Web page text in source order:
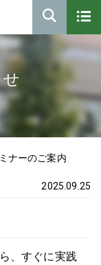
ナーのご案内
2025.09.25
、すぐに実践